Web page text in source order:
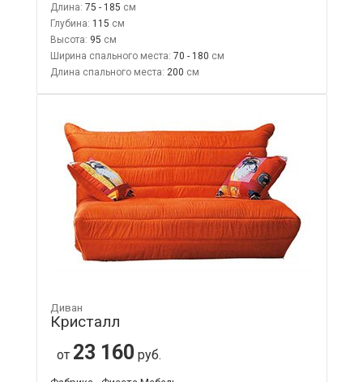
Длина: 75 - 185
Глубина: 115
Высота: 95
Ширина спального места: 70 - 180
Длина спального места: 200
Диван
Кристалл
от 23 160 руб.